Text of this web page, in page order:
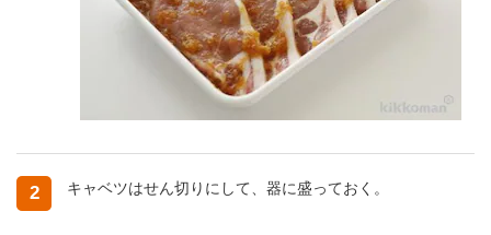
2 キャベツはせん切りにして、器に盛っておく。